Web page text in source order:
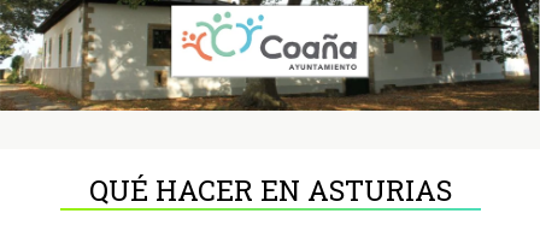
QUÉ HACER EN ASTURIAS